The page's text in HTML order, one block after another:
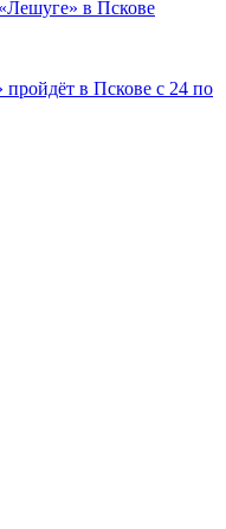
в Пскове
пройдёт в Пскове с 24 по